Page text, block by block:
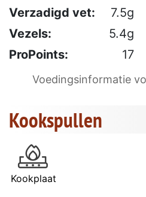
Verzadigd vet:
7.5g
Vezels:
5.4g
ProPoints:
17
Voedingsinformatie
Kookspullen
Kookplaat